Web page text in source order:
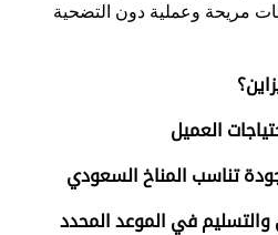
مريحة وعملية دون التضحية
العميل
تناسب المناخ السعودي
والتسليم في الموعد المحدد